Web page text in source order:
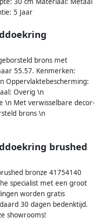
5 Jaar
brons met
55.57. Kenmerken:
Oppervlaktebescherming:
Overig \n
\n Met verwisselbare decor-
brons \n
brushed
bronze 41754140
specialist met een groot
worden gratis
30 dagen bedenktijd.
showrooms!